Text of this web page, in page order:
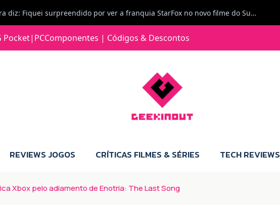
Jorge Loureiro | Fearme diz: A versão da Switch 2 tem censura... mas também não perdes muito.
seriamente com vontade para comprar para a Switch 2 :P
Pocket| PCComponentes | Códigos & Descontos
REVIEWS JOGOS CRÍTICAS FILMES & SÉRIES TECH REVIEWS
Xbox pelo adiamento de Enotria: The Last Song